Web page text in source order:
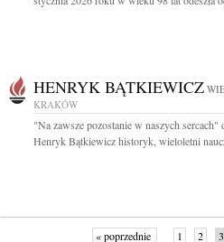
HENRYK BĄTKIEWICZ
KRAKÓW
"Na zawsze pozostanie w naszych sercach"
Henryk Bątkiewicz historyk, wieloletni
« poprzednie 1 2 3